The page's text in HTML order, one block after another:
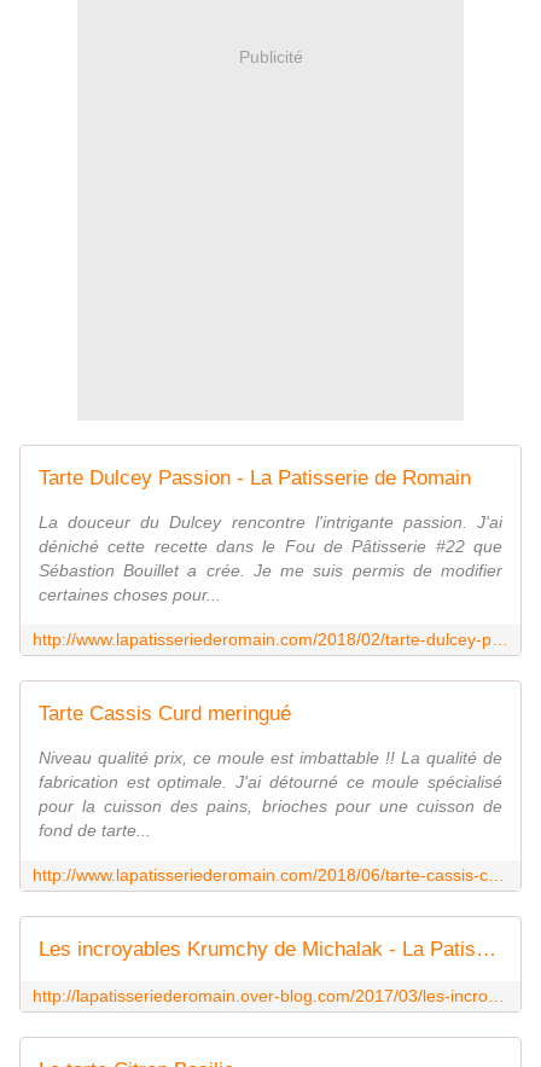
Publicité
Tarte Dulcey Passion - La Patisserie de Romain
La douceur du Dulcey rencontre l'intrigante passion. J'ai
déniché cette recette dans le Fou de Pâtisserie #22 que
Sébastion Bouillet a crée. Je me suis permis de modifier
certaines choses pour...
Tarte Cassis Curd meringué
Niveau qualité prix, ce moule est imbattable !! La qualité de
fabrication est optimale. J'ai détourné ce moule spécialisé
pour la cuisson des pains, brioches pour une cuisson de
fond de tarte...
Les incroyables Krumchy de Michalak - La Patisserie de Romain